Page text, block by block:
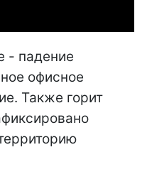
- падение
офисное
Также горит